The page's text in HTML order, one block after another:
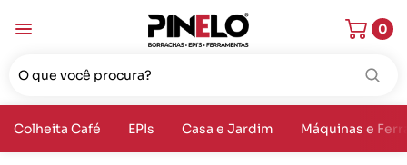
0
Colheita Café EPIs Casa e Jardim Máquinas e